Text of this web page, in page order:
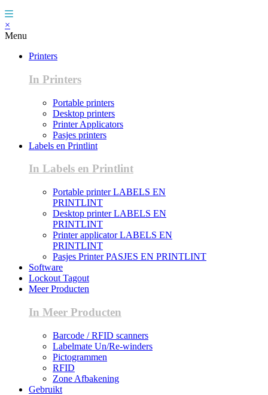
×
Menu
Printers
In Printers
Portable printers
Desktop printers
Printer Applicators
Pasjes printers
Labels en Printlint
In Labels en Printlint
Portable printer LABELS EN
PRINTLINT
Desktop printer LABELS EN
PRINTLINT
Printer applicator LABELS EN
PRINTLINT
Pasjes Printer PASJES EN PRINTLINT
Software
Lockout Tagout
Meer Producten
In Meer Producten
Barcode / RFID scanners
Labelmate Un/Re-winders
Pictogrammen
RFID
Zone Afbakening
Gebruikt